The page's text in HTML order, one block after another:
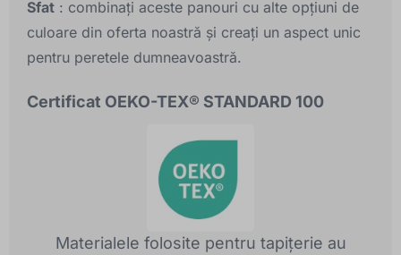
Sfat : combinați aceste panouri cu alte opțiuni de
culoare din oferta noastră și creați un aspect unic
pentru peretele dumneavoastră.
Certificat OEKO-TEX® STANDARD 100
Materialele folosite pentru tapițerie au